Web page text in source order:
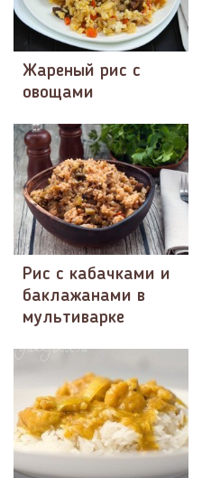
Жареный рис с
овощами
Рис с кабачками и
баклажанами в
мультиварке